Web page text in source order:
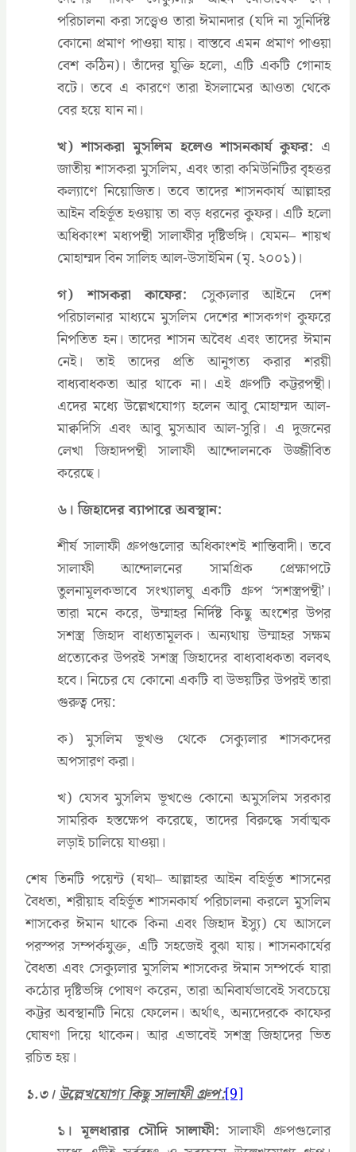
পরিচালনা করা সত্ত্বেও তারা ঈমানদার (যদি না সুনির্দিষ্ট
কোনো প্রমাণ পাওয়া যায়। বাস্তবে এমন প্রমাণ পাওয়া
বেশ কঠিন)। তাঁদের যুক্তি হলো, এটি একটি গোনাহ
বটে। তবে এ কারণে তারা ইসলামের আওতা থেকে
বের হয়ে যান না।
খ) শাসকরা মুসলিম হলেও শাসনকার্য কুফর: এ
জাতীয় শাসকরা মুসলিম, এবং তারা কমিউনিটির বৃহত্তর
কল্যাণে নিয়োজিত। তবে তাদের শাসনকার্য আল্লাহর
আইন বহির্ভূত হওয়ায় তা বড় ধরনের কুফর। এটি হলো
অধিকাংশ মধ্যপন্থী সালাফীর দৃষ্টিভঙ্গি। যেমন– শায়খ
মোহাম্মদ বিন সালিহ আল-উসাইমিন (মৃ. ২০০১)।
গ) শাসকরা কাফের: সেুক্যলার আইনে দেশ
পরিচালনার মাধ্যমে মুসলিম দেশের শাসকগণ কুফরে
নিপতিত হন। তাদের শাসন অবৈধ এবং তাদের ঈমান
নেই। তাই তাদের প্রতি আনুগত্য করার শরয়ী
বাধ্যবাধকতা আর থাকে না। এই গ্রুপটি কট্টরপন্থী।
এদের মধ্যে উল্লেখযোগ্য হলেন আবু মোহাম্মদ আল-
মাক্বদিসি এবং আবু মুসআব আল-সুরি। এ দুজনের
লেখা জিহাদপন্থী সালাফী আন্দোলনকে উজ্জীবিত
করেছে।
৬। জিহাদের ব্যাপারে অবস্থান:
শীর্ষ সালাফী গ্রুপগুলোর অধিকাংশই শান্তিবাদী। তবে
সালাফী আন্দোলনের সামগ্রিক প্রেক্ষাপটে
তুলনামূলকভাবে সংখ্যালঘু একটি গ্রুপ ‘সশস্ত্রপন্থী’।
তারা মনে করে, উম্মাহর নির্দিষ্ট কিছু অংশের উপর
সশস্ত্র জিহাদ বাধ্যতামূলক। অন্যথায় উম্মাহর সক্ষম
প্রত্যেকের উপরই সশস্ত্র জিহাদের বাধ্যবাধকতা বলবৎ
হবে। নিচের যে কোনো একটি বা উভয়টির উপরই তারা
গুরুত্ব দেয়:
ক) মুসলিম ভূখণ্ড থেকে সেক্যুলার শাসকদের
অপসারণ করা।
খ) যেসব মুসলিম ভূখণ্ডে কোনো অমুসলিম সরকার
সামরিক হস্তক্ষেপ করেছে, তাদের বিরুদ্ধে সর্বাত্মক
লড়াই চালিয়ে যাওয়া।
শেষ তিনটি পয়েন্ট (যথা– আল্লাহর আইন বহির্ভূত শাসনের
বৈধতা, শরীয়াহ বহির্ভূত শাসনকার্য পরিচালনা করলে মুসলিম
শাসকের ঈমান থাকে কিনা এবং জিহাদ ইস্যু) যে আসলে
পরস্পর সম্পর্কযুক্ত, এটি সহজেই বুঝা যায়। শাসনকার্যের
বৈধতা এবং সেক্যুলার মুসলিম শাসকের ঈমান সম্পর্কে যারা
কঠোর দৃষ্টিভঙ্গি পোষণ করেন, তারা অনিবার্যভাবেই সবচেয়ে
কট্টর অবস্থানটি নিয়ে ফেলেন। অর্থাৎ, অন্যদেরকে কাফের
ঘোষণা দিয়ে থাকেন। আর এভাবেই সশস্ত্র জিহাদের ভিত
রচিত হয়।
১.৩।উল্লেখযোগ্য কিছু সালাফী গ্রুপ:[9]
১। মূলধারার সৌদি সালাফী: সালাফী গ্রুপগুলোর